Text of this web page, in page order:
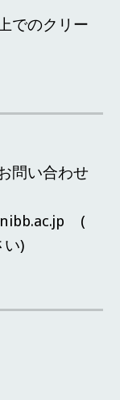
でのクリー
問い合わせ
(
い)